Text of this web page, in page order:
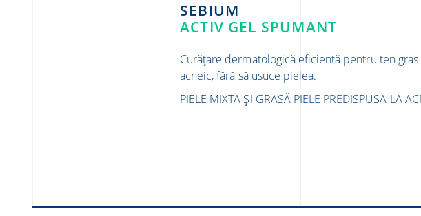
SEBIUM
ACTIV GEL SPUMANT
Curățare dermatologică eficientă pentru ten gras
acneic, fără să usuce pielea.
PIELE MIXTĂ ȘI GRASĂ PIELE PREDISPUSĂ LA